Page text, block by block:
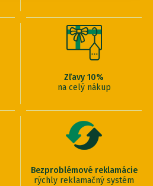
Zľavy 10%
na celý nákup
Bezproblémové reklamácie
rýchly reklamačný systém